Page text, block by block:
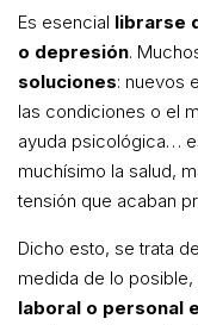
Es esencial librarse
o depresión.
soluciones: nuevos
las condiciones o el
ayuda psicológica…
muchísimo la salud,
tensión que acaban
Dicho esto, se trata de
medida de lo posible,
laboral o personal